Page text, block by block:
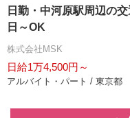
日勤・中河原駅周辺の
日～OK
株式会社MSK
日給1万4,500円～
アルバイト・パート / 東京都